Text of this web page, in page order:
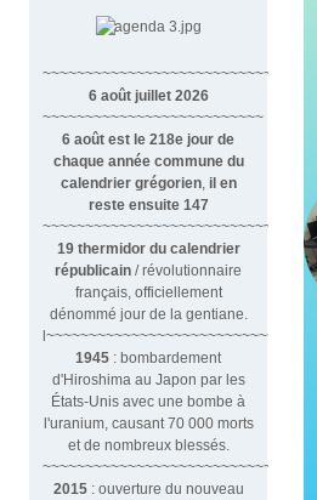
~~~~~~~~~~~~~~~~~~~~~~~~~~~~~~
6 août juillet 2026
~~~~~~~~~~~~~~~~~~~~~~~~~~
6 août est le 218e jour de
chaque année commune du
calendrier grégorien il en
reste ensuite 147
~~~~~~~~~~~~~~~~~~~~~~~~~~~~~~~~
19 thermidor du calendrier
républicain / révolutionnaire
français, officiellement
dénommé jour de la gentiane.
l~~~~~~~~~~~~~~~~~~~~~~~~~~~
1945 : bombardement
d'Hiroshima au Japon par les
États-Unis avec une bombe à
l'uranium, causant 70 000 morts
et de nombreux blessés.
~~~~~~~~~~~~~~~~~~~~~~~~~~~~~~~
2015 : ouverture du nouveau